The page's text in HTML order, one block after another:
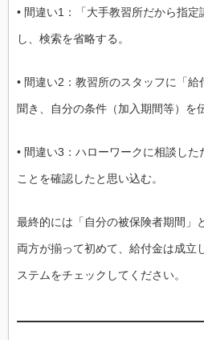
• 間違い1：「大手教習所だから指
し、検索を省略する。
• 間違い2：教習所のスタッフに「
聞き、自分の条件（加入期間等）を
• 間違い3：ハローワークに相談し
ことを確認したと思い込む。
最終的には「自分の被保険者期間」
両方が揃って初めて、給付金は成立
ステムをチェックしてください。